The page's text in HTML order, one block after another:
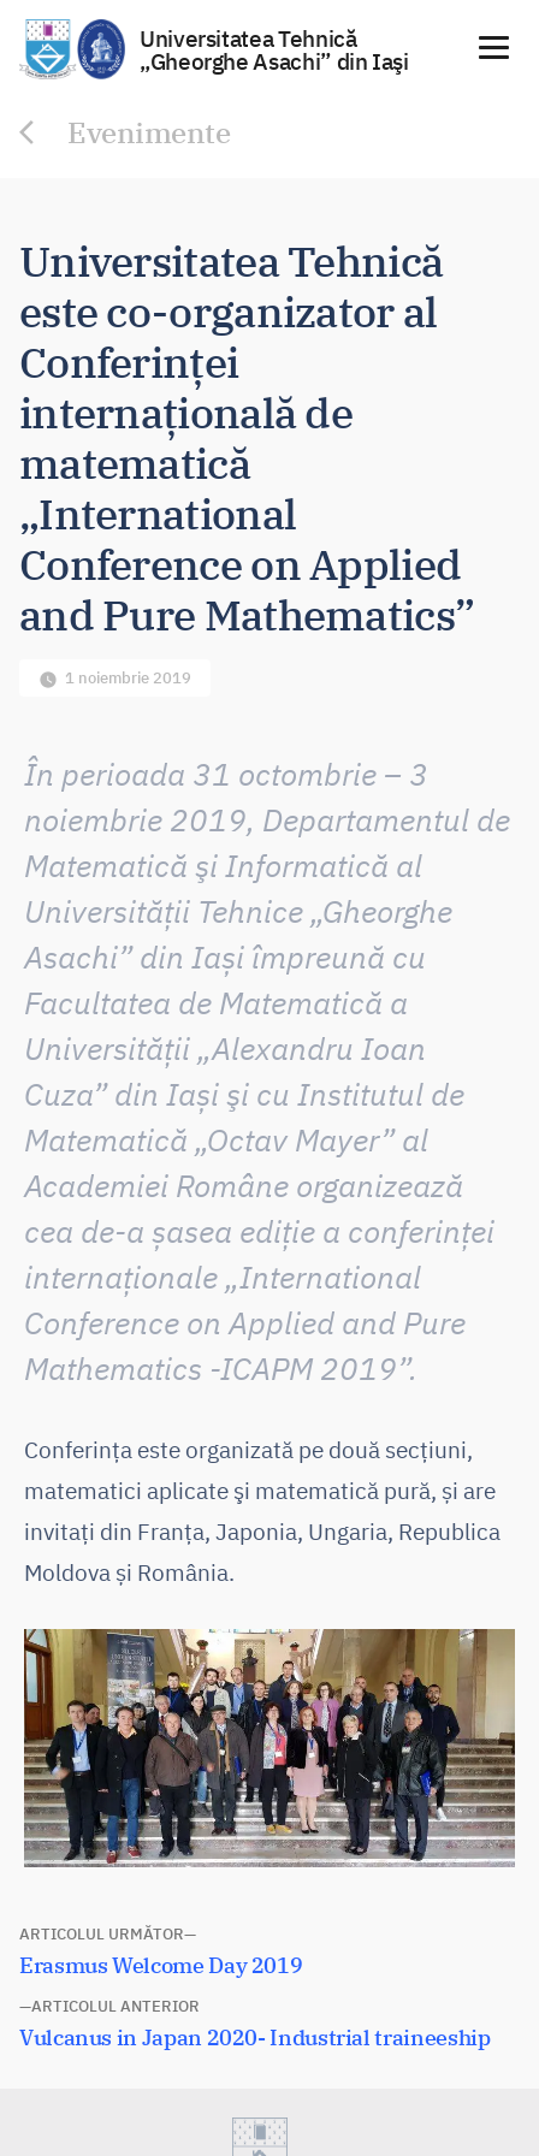
Universitatea Tehnică
„Gheorghe Asachi” din Iaşi
Evenimente
Universitatea Tehnică
este co-organizator al
Conferinţei
internaţională de
matematică
„International
Conference on Applied
and Pure Mathematics”
1 noiembrie 2019
În perioada 31 octombrie – 3
noiembrie 2019, Departamentul de
Matematică şi Informatică al
Universităţii Tehnice „Gheorghe
Asachi” din Iași împreună cu
Facultatea de Matematică a
Universităţii „Alexandru Ioan
Cuza” din Iași şi cu Institutul de
Matematică „Octav Mayer” al
Academiei Române organizează
cea de-a șasea ediție a conferinţei
internaţionale „International
Conference on Applied and Pure
Mathematics -ICAPM 2019”.
Conferinţa este organizată pe două secţiuni,
matematici aplicate şi matematică pură, și are
invitați din Franța, Japonia, Ungaria, Republica
Moldova și România.
Navigare
în
articole
ARTICOLUL ANTERIOR
Articolul
Vulcanus in Japan 2020- Industrial traineeship
ARTICOLUL URMĂTOR
Articolul
Erasmus Welcome Day 2019